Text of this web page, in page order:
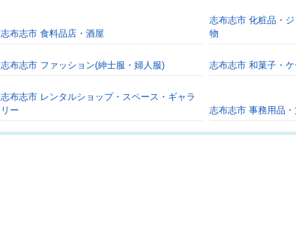
志布志市 食料品店・酒屋
志布志市 化粧品・
物
志布志市 ファッション(紳士服・婦人服) 志布志市 和菓子・
志布志市 レンタルショップ・スペース・ギャラ
リー
志布志市 事務用品